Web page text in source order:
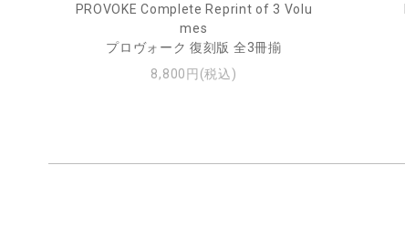
PROVOKE Complete Reprint of 3 Volu
mes
プロヴォーク 復刻版 全3冊揃
8,800円(税込)